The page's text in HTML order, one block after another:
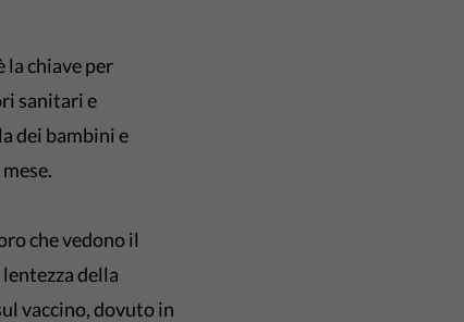
la chiave per
sanitari e
dei bambini e
che vedono il
della
vaccino, dovuto in